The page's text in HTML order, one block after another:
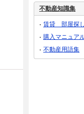
不動産知識集
賃貸 部屋探
購入マニュア
不動産用語集